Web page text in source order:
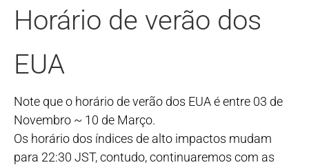
Horário de verão dos
EUA
Note que o horário de verão dos EUA é entre 03 de
Novembro ~ 10 de Março.
Os horário dos índices de alto impactos mudam
para 22:30 JST, contudo, continuaremos com as